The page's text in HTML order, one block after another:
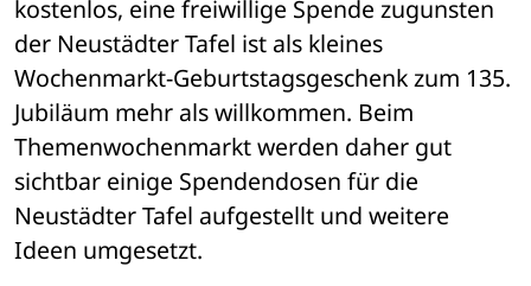
kostenlos, eine freiwillige Spende zugunsten
der Neustädter Tafel ist als kleines
Wochenmarkt-Geburtstagsgeschenk zum 135.
Jubiläum mehr als willkommen. Beim
Themenwochenmarkt werden daher gut
sichtbar einige Spendendosen für die
Neustädter Tafel aufgestellt und weitere
Ideen umgesetzt.